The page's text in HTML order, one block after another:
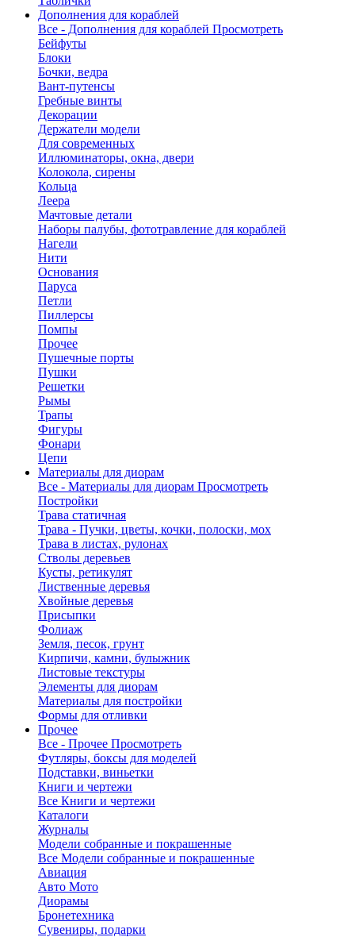
Дополнения для кораблей
Все - Дополнения для кораблей Просмотреть
Бейфуты
Блоки
Бочки, ведра
Вант-путенсы
Гребные винты
Декорации
Держатели модели
Для современных
Иллюминаторы, окна, двери
Колокола, сирены
Кольца
Леера
Мачтовые детали
Наборы палубы, фототравление для кораблей
Нагели
Нити
Основания
Паруса
Петли
Пиллерсы
Помпы
Прочее
Пушечные порты
Пушки
Решетки
Рымы
Трапы
Фигуры
Фонари
Цепи
Материалы для диорам
Все - Материалы для диорам Просмотреть
Постройки
Трава статичная
Трава - Пучки, цветы, кочки, полоски, мох
Трава в листах, рулонах
Стволы деревьев
Кусты, ретикулят
Лиственные деревья
Хвойные деревья
Присыпки
Фолиаж
Земля, песок, грунт
Кирпичи, камни, булыжник
Листовые текстуры
Элементы для диорам
Материалы для постройки
Формы для отливки
Прочее
Все - Прочее Просмотреть
Футляры, боксы для моделей
Подставки, виньетки
Книги и чертежи
Все Книги и чертежи
Каталоги
Журналы
Модели собранные и покрашенные
Все Модели собранные и покрашенные
Авиация
Авто Мото
Диорамы
Бронетехника
Сувениры, подарки